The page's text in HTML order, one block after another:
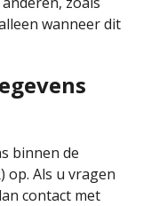
wanneer dit
binnen de
op. Als u vragen
contact met